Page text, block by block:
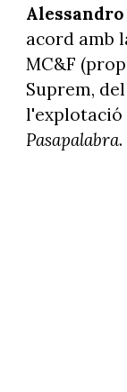
Alessandro
acord amb
MC&F
Suprem,
l'explotació
Pasapalabra.